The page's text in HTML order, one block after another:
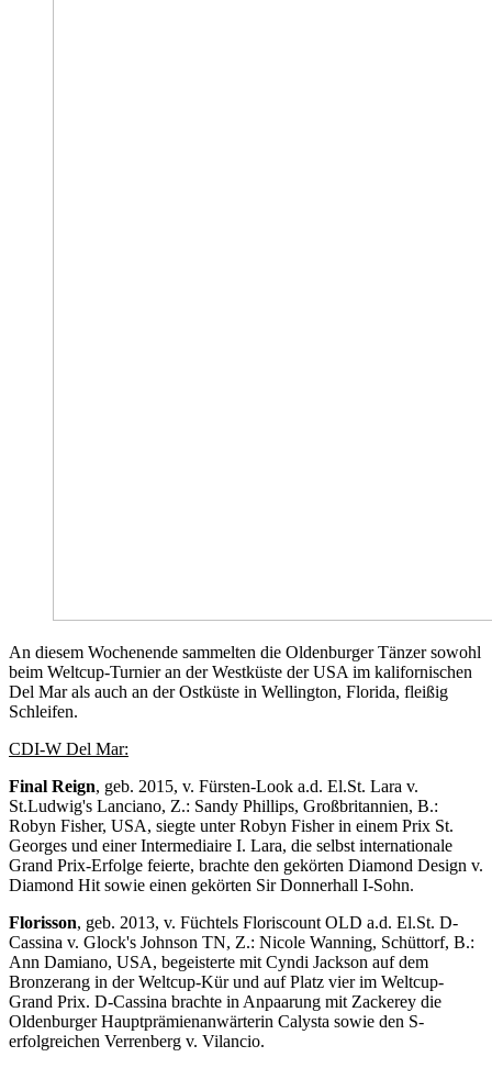
An diesem Wochenende sammelten die Oldenburger Tänzer sowohl
beim Weltcup-Turnier an der Westküste der USA im kalifornischen
Del Mar als auch an der Ostküste in Wellington, Florida, fleißig
Schleifen.
CDI-W Del Mar:
Final Reign, geb. 2015, v. Fürsten-Look a.d. El.St. Lara v.
St.Ludwig's Lanciano, Z.: Sandy Phillips, Großbritannien, B.:
Robyn Fisher, USA, siegte unter Robyn Fisher in einem Prix St.
Georges und einer Intermediaire I. Lara, die selbst internationale
Grand Prix-Erfolge feierte, brachte den gekörten Diamond Design v.
Diamond Hit sowie einen gekörten Sir Donnerhall I-Sohn.
Florisson, geb. 2013, v. Füchtels Floriscount OLD a.d. El.St. D-
Cassina v. Glock's Johnson TN, Z.: Nicole Wanning, Schüttorf, B.:
Ann Damiano, USA, begeisterte mit Cyndi Jackson auf dem
Bronzerang in der Weltcup-Kür und auf Platz vier im Weltcup-
Grand Prix. D-Cassina brachte in Anpaarung mit Zackerey die
Oldenburger Hauptprämienanwärterin Calysta sowie den S-
erfolgreichen Verrenberg v. Vilancio.